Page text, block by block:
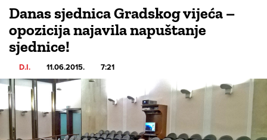
Danas sjednica Gradskog vijeća –
opozicija najavila napuštanje
sjednice!
D.I. 11.06.2015. 7:21